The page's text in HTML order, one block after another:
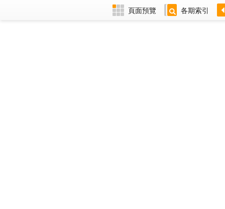
頁面預覽 各期索引